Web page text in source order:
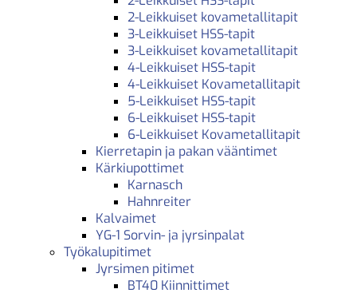
2-Leikkuiset kovametallitapit
3-Leikkuiset HSS-tapit
3-Leikkuiset kovametallitapit
4-Leikkuiset HSS-tapit
4-Leikkuiset Kovametallitapit
5-Leikkuiset HSS-tapit
6-Leikkuiset HSS-tapit
6-Leikkuiset Kovametallitapit
Kierretapin ja pakan vääntimet
Kärkiupottimet
Karnasch
Hahnreiter
Kalvaimet
YG-1 Sorvin- ja jyrsinpalat
Työkalupitimet
Jyrsimen pitimet
BT40 Kiinnittimet